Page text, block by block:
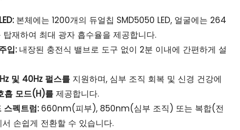
본체에는 1200개의 듀얼칩 SMD5050 LED, 얼굴에는 264
탑재하여 최대 광자 흡수율을 제공합니다.
입:내장된 충전식 밸브로 도구 없이 2분 이내에 간편하게 설
및 40Hz 펄스를 지원하며, 심부 조직 회복 및 신경 건강에
흡 모드(H)를 제공합니다.
스펙트럼:660nm(피부), 850nm(심부 조직) 또는 복합(전
손쉽게 전환할 수 있습니다.